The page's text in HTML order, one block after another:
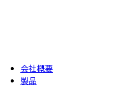
会社概要
製品